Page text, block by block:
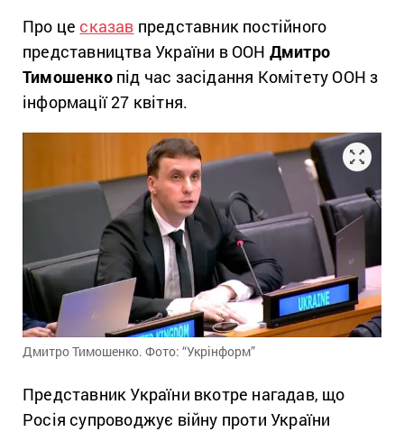
Про це сказав представник постійного
представництва України в ООН Дмитро
Тимошенкопід час засідання Комітету ООН з
інформації 27 квітня.
Дмитро Тимошенко. Фото: “Укрінформ”
Представник України вкотре нагадав, що
Росія супроводжує війну проти України